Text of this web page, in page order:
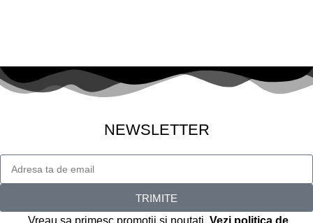
NEWSLETTER
TRIMITE